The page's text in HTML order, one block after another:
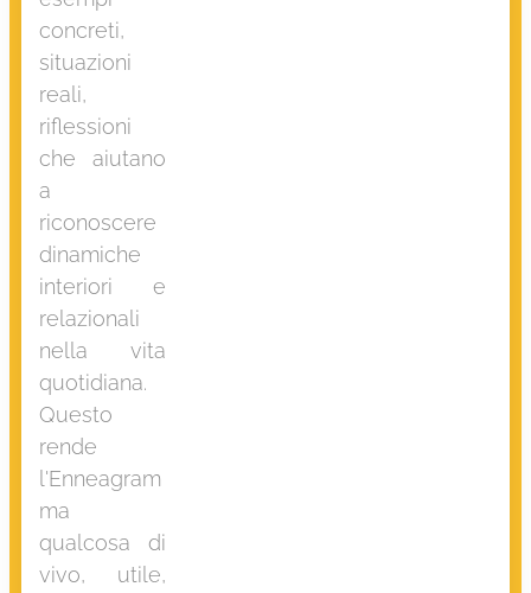
concreti,
situazioni
reali,
riflessioni
che aiutano
a
riconoscere
dinamiche
interiori e
relazionali
nella vita
quotidiana.
Questo
rende
l'Enneagram
ma
qualcosa di
vivo, utile,